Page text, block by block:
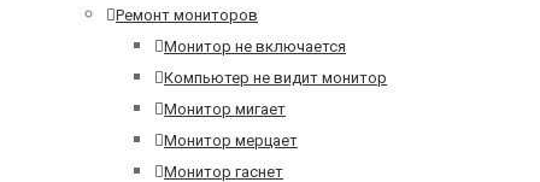
Ремонт мониторов
Монитор не включается
Компьютер не видит монитор
Монитор мигает
Монитор мерцает
Монитор гаснет